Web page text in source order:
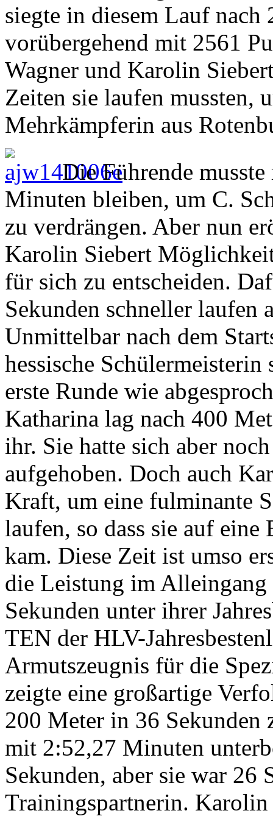
siegte in diesem Lauf
vorübergehend mit 2561
Wagner und Karolin
Zeiten sie laufen mussten,
Mehrkämpferin aus
Die Führende
Minuten bleiben, um C.
zu verdrängen. Aber nun
Karolin Siebert
für sich zu entscheiden.
Sekunden schneller laufen
Unmittelbar nach dem
hessische
erste Runde wie
Katharina lag nach 400
ihr. Sie hatte sich aber
aufgehoben. Doch auch
Kraft, um eine fulminante
laufen, so dass sie auf
kam. Diese Zeit ist umso
die Leistung im Alleingang
Sekunden unter ihrer
TEN der HLV-
Armutszeugnis für die
zeigte eine großartige
200 Meter in 36 Sekunden
mit 2:52,27 Minuten
Sekunden, aber sie war 26
Trainingspartnerin.